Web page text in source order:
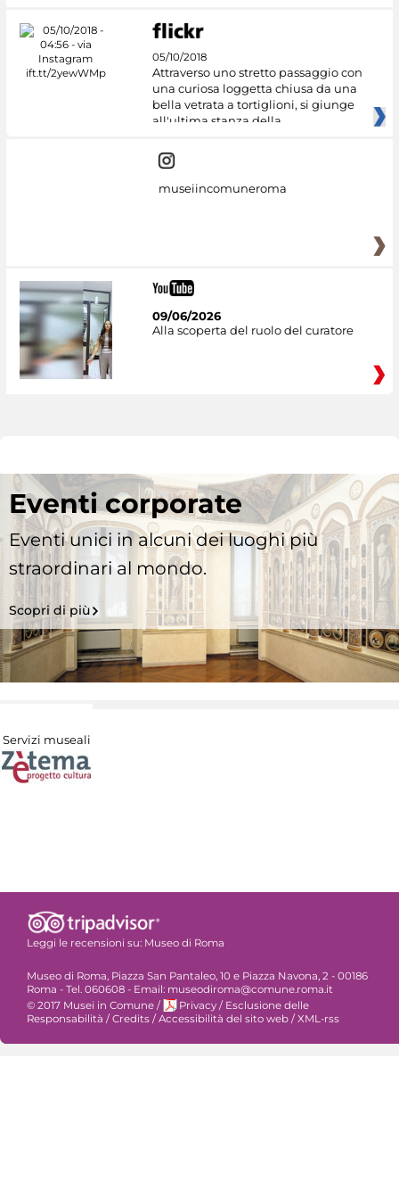
05/10/2018
Attraverso uno stretto passaggio con
una curiosa loggetta chiusa da una
bella vetrata a tortiglioni, si giunge
all'ultima stanza della
museiincomuneroma
09/06/2026
Alla scoperta del ruolo del curatore
Eventi corporate
Eventi unici in alcuni dei luoghi più
straordinari al mondo.
Scopri di più
Servizi museali
Leggi le recensioni su: Museo di Roma
Museo di Roma, Piazza San Pantaleo, 10 e Piazza Navona, 2 - 00186
Roma - Tel. 060608 - Email: museodiroma@comune.roma.it
© 2017 Musei in Comune / Privacy / Esclusione delle
Responsabilità /Credits /Accessibilità del sito web /XML-rss